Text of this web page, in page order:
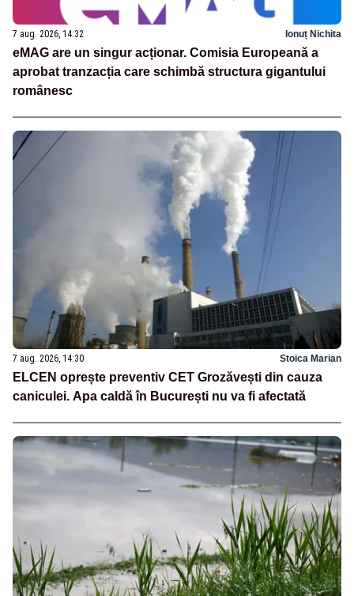
7 aug. 2026, 14:32 Ionuț Nichita
eMAG are un singur acționar. Comisia Europeană a
aprobat tranzacția care schimbă structura gigantului
românesc
7 aug. 2026, 14:30 Stoica Marian
ELCEN oprește preventiv CET Grozăvești din cauza
caniculei. Apa caldă în București nu va fi afectată